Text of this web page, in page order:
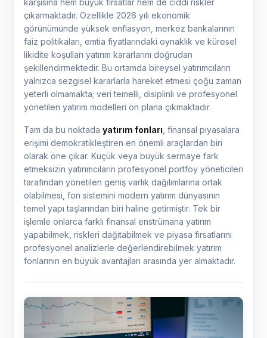
karşısına hem büyük fırsatlar hem de ciddi riskler
çıkarmaktadır. Özellikle 2026 yılı ekonomik
görünümünde yüksek enflasyon, merkez bankalarının
faiz politikaları, emtia fiyatlarındaki oynaklık ve küresel
likidite koşulları yatırım kararlarını doğrudan
şekillendirmektedir. Bu ortamda bireysel yatırımcıların
yalnızca sezgisel kararlarla hareket etmesi çoğu zaman
yeterli olmamakta; veri temelli, disiplinli ve profesyonel
yönetilen yatırım modelleri ön plana çıkmaktadır.
Tam da bu noktada yatırım fonları , finansal piyasalara
erişimi demokratikleştiren en önemli araçlardan biri
olarak öne çıkar. Küçük veya büyük sermaye fark
etmeksizin yatırımcıların profesyonel portföy yöneticileri
tarafından yönetilen geniş varlık dağılımlarına ortak
olabilmesi, fon sistemini modern yatırım dünyasının
temel yapı taşlarından biri haline getirmiştir. Tek bir
işlemle onlarca farklı finansal enstrümana yatırım
yapabilmek, riskleri dağıtabilmek ve piyasa fırsatlarını
profesyonel analizlerle değerlendirebilmek yatırım
fonlarının en büyük avantajları arasında yer almaktadır.